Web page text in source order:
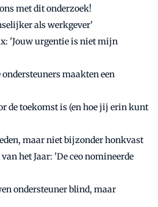
met dit onderzoek!
als werkgever'
'Jouw urgentie is niet mijn
ondersteuners maakten een
de toekomst is (en hoe jij erin kunt
maar niet bijzonder honkvast
het Jaar: 'De ceo nomineerde
ondersteuner blind, maar